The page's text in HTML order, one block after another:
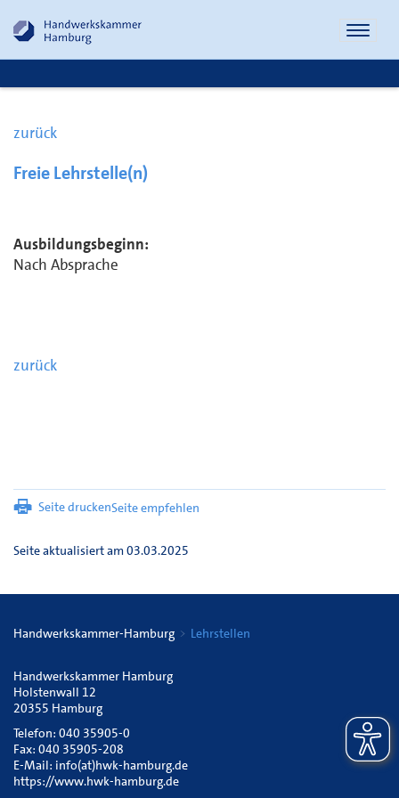
zurück
Freie Lehrstelle(n)
Ausbildungsbeginn:
Nach Absprache
zurück
Seite druckenSeite empfehlen
Seite aktualisiert am 03.03.2025
Handwerkskammer-Hamburg Lehrstellen
Handwerkskammer Hamburg
Holstenwall 12
20355 Hamburg
Telefon: 040 35905-0
Fax: 040 35905-208
E-Mail: info(at)hwk-hamburg.de
https://www.hwk-hamburg.de